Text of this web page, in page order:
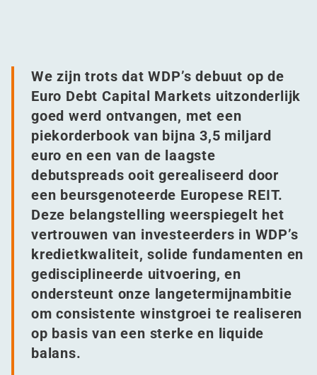
We zijn trots dat WDP’s debuut op de
Euro Debt Capital Markets uitzonderlijk
goed werd ontvangen, met een
piekorderbook van bijna 3,5 miljard
euro en een van de laagste
debutspreads ooit gerealiseerd door
een beursgenoteerde Europese REIT.
Deze belangstelling weerspiegelt het
vertrouwen van investeerders in WDP’s
kredietkwaliteit, solide fundamenten en
gedisciplineerde uitvoering, en
ondersteunt onze langetermijnambitie
om consistente winstgroei te realiseren
op basis van een sterke en liquide
balans.